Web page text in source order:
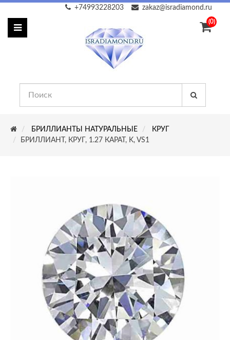
zakaz@isradiamond.ru
+74993228203
(0)
БРИЛЛИАНТЫ НАТУРАЛЬНЫЕ
КРУГ
БРИЛЛИАНТ, КРУГ, 1.27 КАРАТ, K, VS1